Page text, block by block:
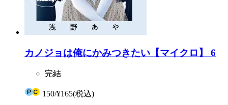
カノジョは俺にかみつきたい【マイクロ】 6
完結
150/¥165(税込)